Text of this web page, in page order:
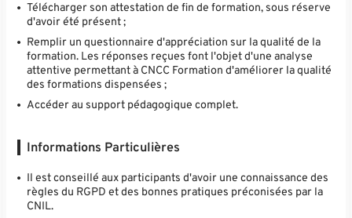
Télécharger son attestation de fin de formation, sous réserve
d'avoir été présent ;
Remplir un questionnaire d'appréciation sur la qualité de la
formation. Les réponses reçues font l'objet d'une analyse
attentive permettant à CNCC Formation d'améliorer la qualité
des formations dispensées ;
Accéder au support pédagogique complet.
Informations Particulières
Il est conseillé aux participants d'avoir une connaissance des
règles du RGPD et des bonnes pratiques préconisées par la
CNIL.